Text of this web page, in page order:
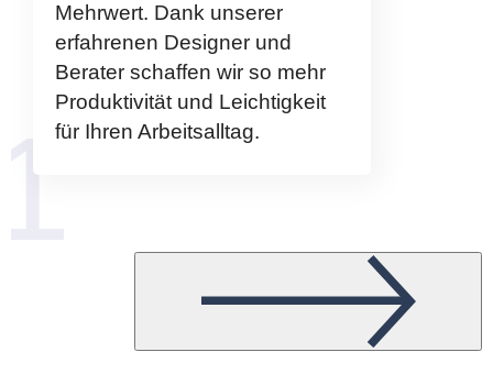
Mehrwert. Dank unserer
erfahrenen Designer und
Berater schaffen wir so mehr
Produktivität und Leichtigkeit
für Ihren Arbeitsalltag.